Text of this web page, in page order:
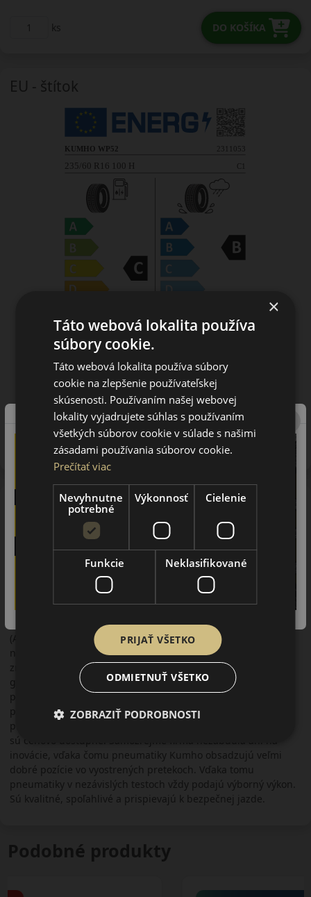
ks DO KOŠÍKA
O značke
Kumho Tires je najväčším priemyselným konglomerátom
Južnej Kórei. Je to výrobca pneumatík Kumho, Samyang,
Marshal. Ich produkty sú známe hlavne v zaoceánskej oblasti,
kde sa montujú ako prvovýbava na mnohé vozidlá, ale aj
mnoho európskych výrobcov (Smart-Mercedes, Volkswagen),
ktorí obľubujú tieto pneumatiky kvôli výbornej kvalite a
dostupnej cene. V Ázii, v Severnej Amerike a v Európe
(Anglicko) má výrobca výskumné strediská a v Nemecku sa
nachádza vývojové stredisko. S výrobou pneumatík začala
značka Kumho v roku 1950 a pomerne rýchlo vybudovala
globálnu sieť. Aktívne sa zúčastňuje na automobilových
pretekoch ako sponzor alebo ako dodávateľ okruhových
pneumatík. Výrobky firmy Kumho sú obľúbené aj v kruhoch
pretekárov vďaka výbornej cene. Pneumatiky na osobné autá
sú cenovo dostupné. Samozrejme firma nezabudla ani na
inovácie, vďaka čomu pneumatiky Kumho obsadzujú veľmi
dobré pozície vo vyostrených pretekoch. Vďaka tomu
pneumatiky v nezávislých testoch vždy podajú výborný výkon.
Sú kvalitné, spoľahlivé a prispievajú k bezpečnej jazde.
EU - štítok
Upozornenie! Hodnoty na štítku sú len informatívneho
charakteru. Môžu byť dodané pneumatiky aj s EU štítkami v
zmysle doposiaľ platnej (predchádzajúcej) legislatívy.
Podobné produkty
×
Táto webová lokalita používa
súbory cookie.
Táto webová lokalita používa súbory
cookie na zlepšenie používateľskej
skúsenosti. Používaním našej webovej
lokality vyjadrujete súhlas s používaním
všetkých súborov cookie v súlade s našimi
zásadami používania súborov cookie.
Prečítať viac
Nevyhnutne
potrebné
Výkonnosť Cielenie
Funkcie Neklasifikované
PRIJAŤ VŠETKO
ODMIETNUŤ VŠETKO
ZOBRAZIŤ PODROBNOSTI